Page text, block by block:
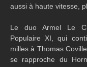
aussi à haute vitesse,
Le duo Armel Le
Populaire XI, qui
milles à Thomas
se rapproche du